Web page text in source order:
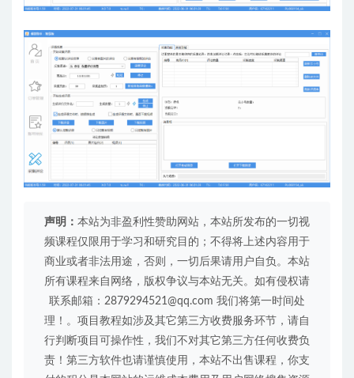
声明： 本站为非盈利性赞助网站，本站所发布的一切视
频课程仅限用于学习和研究目的；不得将上述内容用于
商业或者非法用途，否则，一切后果请用户自负。本站
所有课程来自网络，版权争议与本站无关。如有侵权请
联系邮箱：2879294521@qq.com 我们将第一时间处
理！。项目教程如涉及其它第三方收费服务环节，请自
行判断项目可操作性，我们不对其它第三方任何收费负
责！第三方软件也请谨慎使用，本站不出售课程，你支